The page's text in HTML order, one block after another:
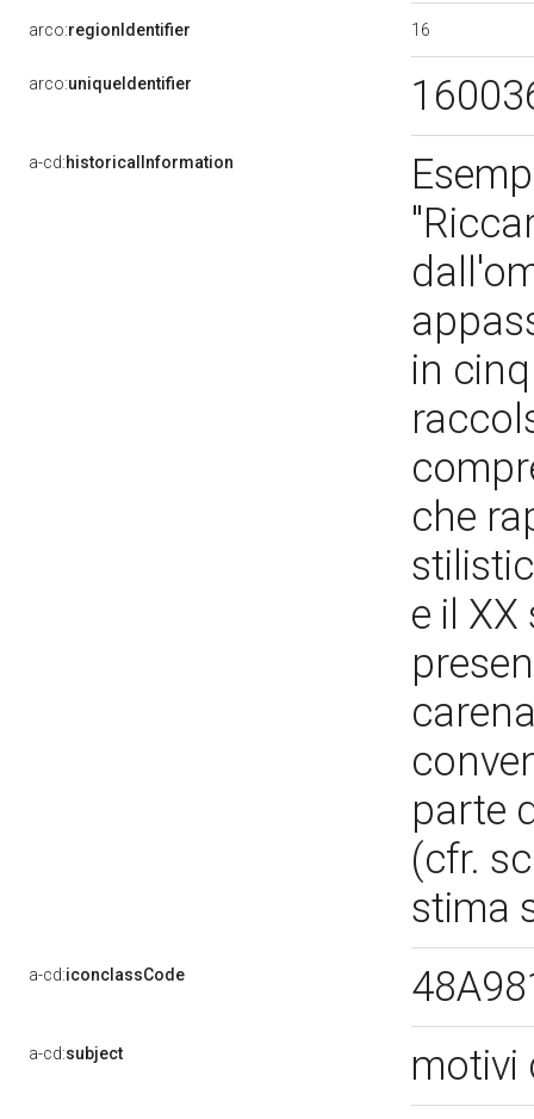
arco:regionIdentifier 16
arco:uniqueIdentifier
a-cd:historicalInformation
in
che
e il
parte
(cfr.
stima
a-cd:iconclassCode
a-cd:subject motivi